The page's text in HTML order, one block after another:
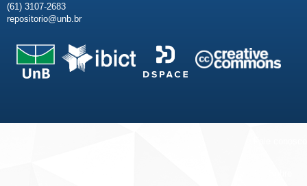
(61) 3107-2683
repositorio@unb.br